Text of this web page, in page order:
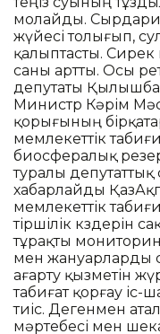
молайды.
жүйесі толығып,
қалыптасты. Сирек
саны артты. Осы
депутаты
Министр Кәрім
қорығының
мемлекеттік
биосфералық
туралы
хабарлайды
мемлекеттік
тіршілік көздерін
тұрақты
мен жануарларды
ағарту қызметін
табиғат қорғау
тиіс. Дегенмен
мәртебесі мен